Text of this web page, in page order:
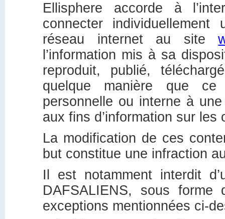
Ellisphere accorde à
connecter
réseau internet au site
l’information mis à sa
reproduit, publié,
quelque manière que
personnelle ou interne à
aux fins d’information sur
La modification de ces
but constitue une infraction
Il est notamment interdit
DAFSALIENS, sous
exceptions mentionnées ci-